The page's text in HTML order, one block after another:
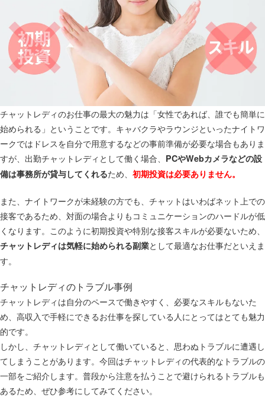
チャットレディのお仕事の最大の魅力は「女性であれば、誰でも簡単に
始められる」ということです。キャバクラやラウンジといったナイトワ
ークではドレスを自分で用意するなどの事前準備が必要な場合もありま
すが、出勤チャットレディとして働く場合、 PCやWebカメラなどの設
備は事務所が貸与してくれるため、 初期投資は必要ありません。
また、ナイトワークが未経験の方でも、チャットはいわばネット上での
接客であるため、対面の場合よりもコミュニケーションのハードルが低
くなります。このように初期投資や特別な接客スキルが必要ないため、
チャットレディは気軽に始められる副業として最適なお仕事だといえま
す。
チャットレディのトラブル事例
チャットレディは自分のペースで働きやすく、必要なスキルもないた
め、高収入で手軽にできるお仕事を探している人にとってはとても魅力
的です。
しかし、チャットレディとして働いていると、思わぬトラブルに遭遇し
てしまうことがあります。今回はチャットレディの代表的なトラブルの
一部をご紹介します。普段から注意を払うことで避けられるトラブルも
あるため、ぜひ参考にしてみてください。